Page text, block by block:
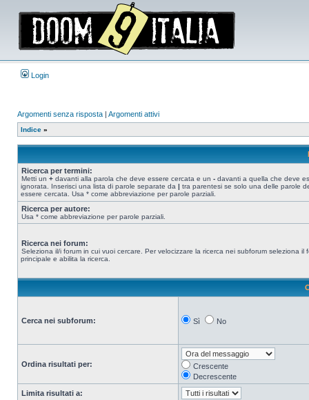
Login
Argomenti senza risposta | Argomenti attivi
Indice »
Ricerca per termini:
Metti un + davanti alla parola che deve essere cercata e un - davanti a quella che deve
ignorata. Inserisci una lista di parole separate da | tra parentesi se solo una delle parole
essere cercata. Usa * come abbreviazione per parole parziali.
Ricerca per autore:
Usa * come abbreviazione per parole parziali.
Ricerca nei forum:
Seleziona il/i forum in cui vuoi cercare. Per velocizzare la ricerca nei subforum seleziona il
principale e abilita la ricerca.
Cerca nei subforum: Sì No
Ordina risultati per:
Crescente
Decrescente
Limita risultati a: